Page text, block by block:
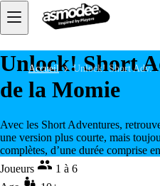
Accueil Unlock! Short Adv.
Unlock! Short
de la Momie
Avec les Short Adventures,
une version plus courte, mais
complètes, d’une durée comprise
Joueurs
1 à 6